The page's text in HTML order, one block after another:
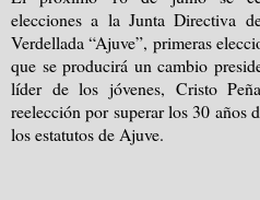
elecciones a la Junta Directiva
Verdellada “Ajuve”, primeras
que se producirá un cambio
líder de los jóvenes, Cristo
reelección por superar los 30 años
los estatutos de Ajuve.